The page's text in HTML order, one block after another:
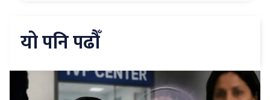
यो पनि पढौँ